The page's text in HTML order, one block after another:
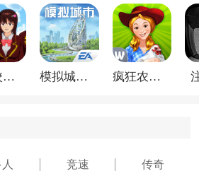
时获得的金币奖励。游戏内拥有
樱花校园模拟器1.048.00中文版 模拟城市我是巿长联机版 疯狂农场3美国派19
竞速 传奇